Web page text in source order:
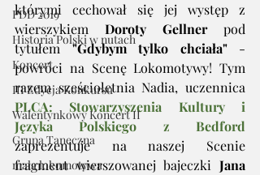
PDD 2019
Historia Polski w nutach
Koncert
III Edycja Konkursu
Walentynkowy Koncert II
Grupa Taneczna
mała lokomotywa
którymi cechował się jej występ z
wierszykiem Doroty Gellner pod
tytułem "Gdybym tylko chciała" -
powróci na Scenę Lokomotywy! Tym
PLCA: Stowarzyszenia Kultury i
Języka Polskiego z Bedford
zaprezentuje na naszej Scenie
fragment wierszowanej bajeczki Jana